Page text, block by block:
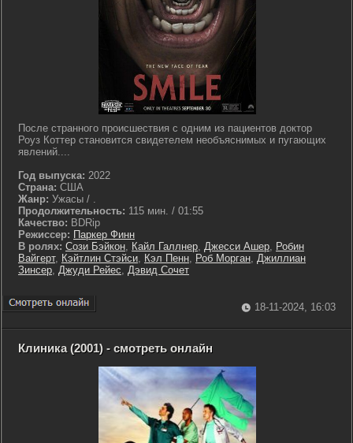
После странного происшествия с одним из пациентов доктор
Роуз Коттер становится свидетелем необъяснимых и пугающих
явлений....
Год выпуска: 2022
Страна: США
Жанр: Ужасы / .
Продолжительность: 115 мин. / 01:55
Качество: BDRip
Режиссер: Паркер Финн
В ролях: Сози Бэйкон, Кайл Галлнер, Джесси Ашер, Робин
Вайгерт, Кэйтлин Стэйси, Кэл Пенн, Роб Морган, Джиллиан
Зинсер, Джуди Рейес, Дэвид Сочет
18-11-2024, 16:03
Клиника (2001) - смотреть онлайн